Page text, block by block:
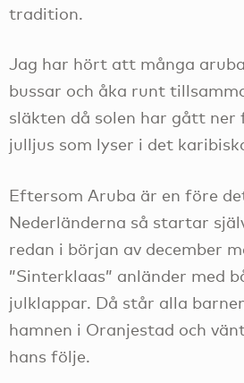
tradition.
Jag har hört att många
bussar och åka runt
släkten då solen har gått ner
julljus som lyser i det
Eftersom Aruba är en före
Nederländerna så startar
redan i början av december
”Sinterklaas” anländer med
julklappar. Då står alla
hamnen i Oranjestad och
hans följe.